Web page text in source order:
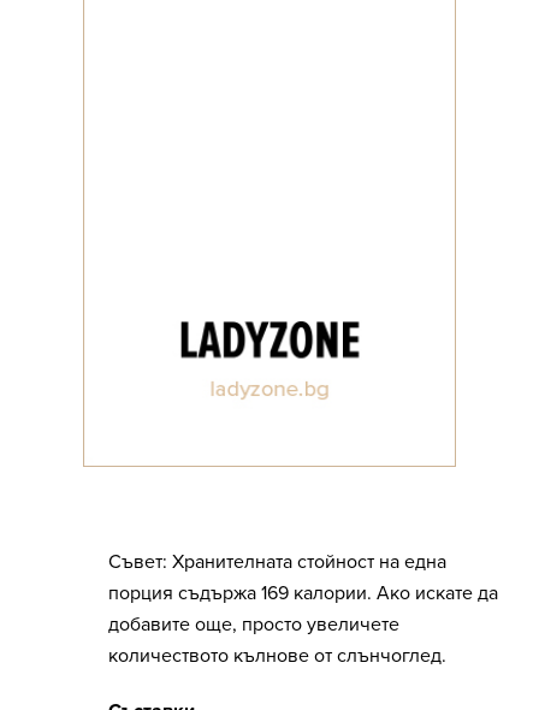
Съвет: Хранителната стойност на една
порция съдържа 169 калории. Ако искате да
добавите още, просто увеличете
количеството кълнове от слънчоглед.